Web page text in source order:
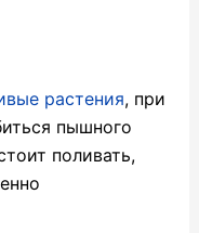
растения, при
пышного
поливать,